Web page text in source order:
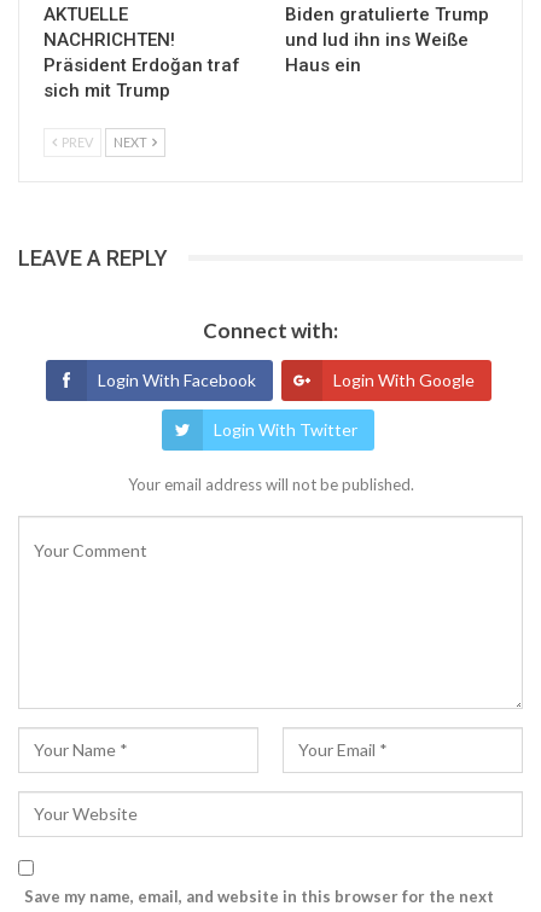
AKTUELLE
NACHRICHTEN!
Präsident Erdoğan traf
sich mit Trump
Biden gratulierte Trump
und lud ihn ins Weiße
Haus ein
PREV NEXT
LEAVE A REPLY
Connect with:
Login With Facebook Login With Google
Login With Twitter
Your email address will not be published.
Save my name, email, and website in this browser for the next